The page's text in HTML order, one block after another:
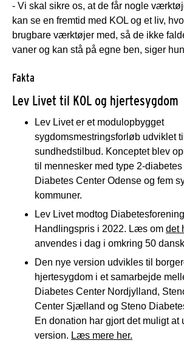
- Vi skal sikre os, at de får nogle
kan se en fremtid med KOL og et liv,
brugbare værktøjer med, så de ikke
vaner og kan stå på egne ben, siger
Fakta
Lev Livet til KOL og hjertesygdom
Lev Livet er et modulopbygget
sygdomsmestringsforløb udviklet
sundhedstilbud. Konceptet blev
til mennesker med type 2-
Diabetes Center Odense og fem
kommuner.
Lev Livet modtog
Handlingspris i 2022. Læs om det
anvendes i dag i omkring 50
Den nye version udvikles til
hjertesygdom i et samarbejde
Diabetes Center Nordjylland,
Center Sjælland og Steno
En donation har gjort det muligt at
version. Læs mere her.